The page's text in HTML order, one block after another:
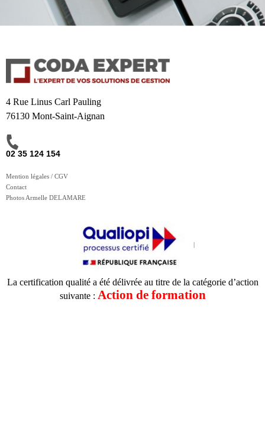
4 Rue Linus Carl Pauling
76130 Mont-Saint-Aignan
02 35 124 154
Mention légales / CGV
Contact
Photos Armelle DELAMARE
La certification qualité a été délivrée au titre de la catégorie d’action
suivante : Action de formation